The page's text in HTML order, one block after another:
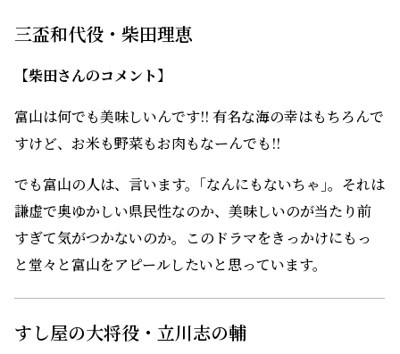
が富山に来たくなるような、そんな作品にしたいです。ぜ
ひ、ご覧ください。
三盃和代役・柴田理恵
【柴田さんのコメント】
富山は何でも美味しいんです‼️ 有名な海の幸はもちろんで
すけど、お米も野菜もお肉もなーんでも‼️